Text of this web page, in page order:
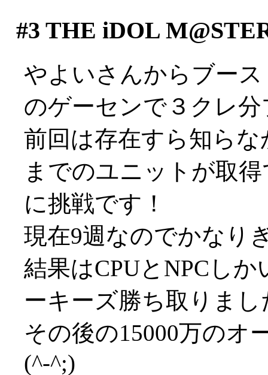
#3 THE iDOL
やよいさんからブー
のゲーセンで３クレ
前回は存在すら知ら
までのユニットが取
に挑戦です！
現在9週なのでかなり
結果はCPUとNPCし
ーキーズ勝ち取りまし
その後の15000万のオ
(^-^;)